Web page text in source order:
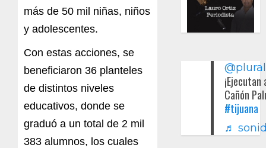
más de 50 mil niñas, niños
y adolescentes.
Con estas acciones, se
beneficiaron 36 planteles
de distintos niveles
educativos, donde se
graduó a un total de 2 mil
383 alumnos, los cuales
Cañón
#tijuana
♬